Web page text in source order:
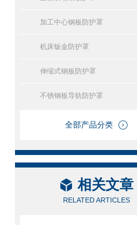
加工中心钢板防护罩
机床钣金防护罩
伸缩式钢板防护罩
不锈钢板导轨防护罩
全部产品分类
相关文章
RELATED ARTICLES